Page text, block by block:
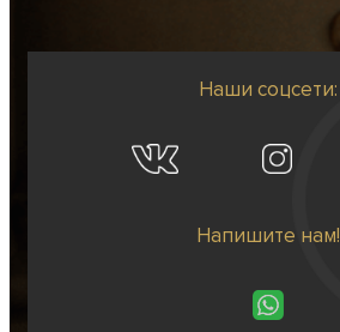
Наши соцсети:
Напишите нам!